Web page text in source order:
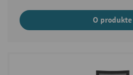
O produkte